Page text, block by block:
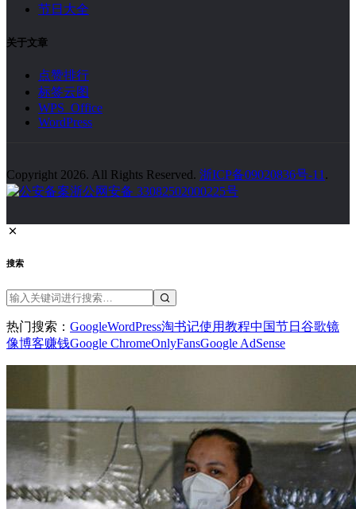
节日大全
关于文章
点赞排行
标签云图
WPS Office
WordPress
Copyright 2026. All Rights Reserved. 浙ICP备09020836号-11 .
浙公网安备 33082502000225号
搜索
热门搜索： GoogleWordPress淘书记使用教程中国节日 谷歌镜
像博客赚钱Google ChromeOnlyFansGoogle AdSense